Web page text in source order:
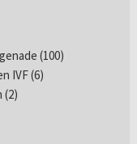
(100)
IVF (6)
(2)